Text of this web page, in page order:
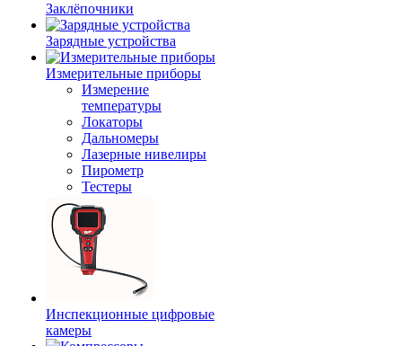
Заклёпочники
Зарядные устройства
Измерительные приборы
Измерение
температуры
Локаторы
Дальномеры
Лазерные нивелиры
Пирометр
Тестеры
Инспекционные цифровые
камеры